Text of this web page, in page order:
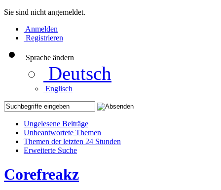
Sie sind nicht angemeldet.
Anmelden
Registrieren
Sprache ändern
Deutsch
Englisch
Ungelesene Beiträge
Unbeantwortete Themen
Themen der letzten 24 Stunden
Erweiterte Suche
Corefreakz